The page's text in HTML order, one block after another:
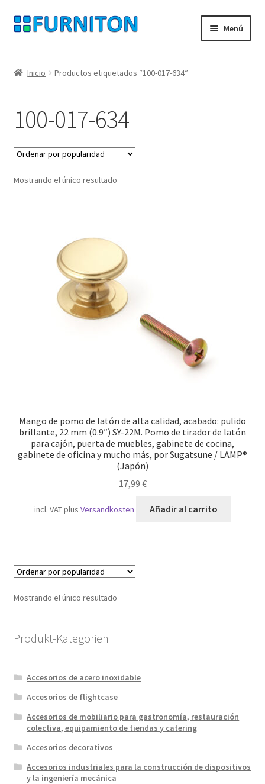
Ir
a
navegación
Ir
al
Menú
Protección de datos
Derecho de desistimiento
Contacte con
Transporte marítimo
Inicio Productos etiquetados “100-017-634”
100-017-634
Mostrando el único resultado
Mango de pomo de latón de alta calidad, acabado: pulido
brillante, 22 mm (0.9″) SY-22M. Pomo de tirador de latón
para cajón, puerta de muebles, gabinete de cocina,
gabinete de oficina y mucho más, por Sugatsune / LAMP®
(Japón)
17,99 €
incl. VATplus Versandkosten Añadir al carrito
Mostrando el único resultado
Produkt-Kategorien
Accesorios de acero inoxidable
Accesorios de flightcase
Accesorios de mobiliario para gastronomía, restauración
colectiva, equipamiento de tiendas y catering
Accesorios decorativos
Accesorios industriales para la construcción de dispositivos
y la ingeniería mecánica